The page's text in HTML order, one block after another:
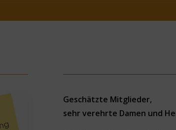
Geschätzte Mitglieder,
sehr verehrte Damen und